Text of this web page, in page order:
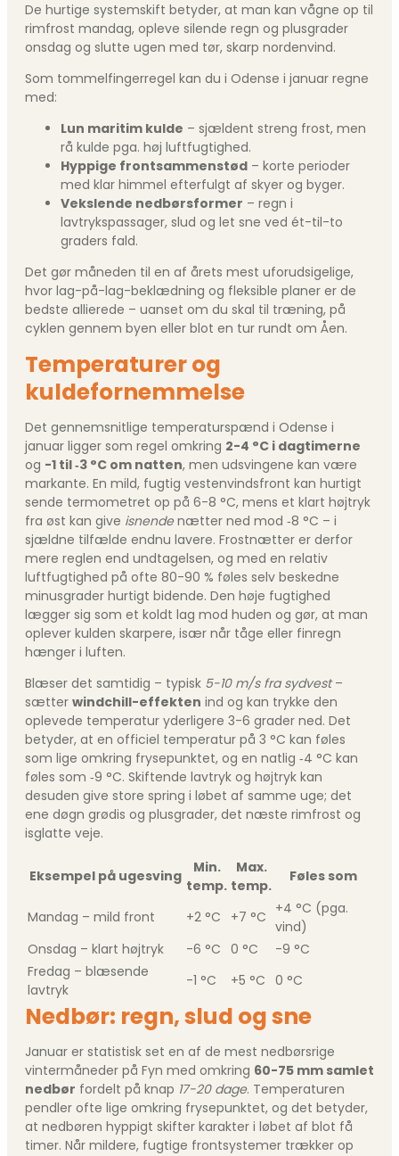
De hurtige systemskift betyder, at man kan vågne op til
rimfrost mandag, opleve silende regn og plusgrader
onsdag og slutte ugen med tør, skarp nordenvind.
Som tommelfingerregel kan du i Odense i januar regne
med:
Lun maritim kulde – sjældent streng frost, men
rå kulde pga. høj luftfugtighed.
Hyppige frontsammenstød – korte perioder
med klar himmel efterfulgt af skyer og byger.
Vekslende nedbørsformer – regn i
lavtrykspassager, slud og let sne ved ét-til-to
graders fald.
Det gør måneden til en af årets mest uforudsigelige,
hvor lag-på-lag-beklædning og fleksible planer er de
bedste allierede – uanset om du skal til træning, på
cyklen gennem byen eller blot en tur rundt om Åen.
Temperaturer og
kuldefornemmelse
Det gennemsnitlige temperaturspænd i Odense i
januar ligger som regel omkring 2-4 °C i dagtimerne
og -1 til ‑3 °C om natten, men udsvingene kan være
markante. En mild, fugtig vestenvindsfront kan hurtigt
sende termometret op på 6-8 °C, mens et klart højtryk
fra øst kan give isnendenætter ned mod ‑8 °C – i
sjældne tilfælde endnu lavere. Frostnætter er derfor
mere reglen end undtagelsen, og med en relativ
luftfugtighed på ofte 80-90 % føles selv beskedne
minusgrader hurtigt bidende. Den høje fugtighed
lægger sig som et koldt lag mod huden og gør, at man
oplever kulden skarpere, især når tåge eller finregn
hænger i luften.
Blæser det samtidig – typisk 5-10 m/s fra sydvest–
sætter windchill-effekten ind og kan trykke den
oplevede temperatur yderligere 3-6 grader ned. Det
betyder, at en officiel temperatur på 3 °C kan føles
som lige omkring frysepunktet, og en natlig ‑4 °C kan
føles som ‑9 °C. Skiftende lavtryk og højtryk kan
desuden give store spring i løbet af samme uge; det
ene døgn grødis og plusgrader, det næste rimfrost og
isglatte veje.
Eksempel på ugesving
Min.
temp.
Max.
temp.
Føles som
Mandag – mild front +2 °C +7 °C +4 °C (pga.
vind)
Onsdag – klart højtryk
-6 °C 0 °C
-9 °C
Fredag – blæsende
lavtryk
-1 °C +5 °C 0 °C
Nedbør: regn, slud og sne
Januar er statistisk set en af de mest nedbørsrige
vintermåneder på Fyn med omkring 60-75 mm samlet
nedbør fordelt på knap 17-20 dage. Temperaturen
pendler ofte lige omkring frysepunktet, og det betyder,
at nedbøren hyppigt skifter karakter i løbet af blot få
timer. Når mildere, fugtige frontsystemer trækker op